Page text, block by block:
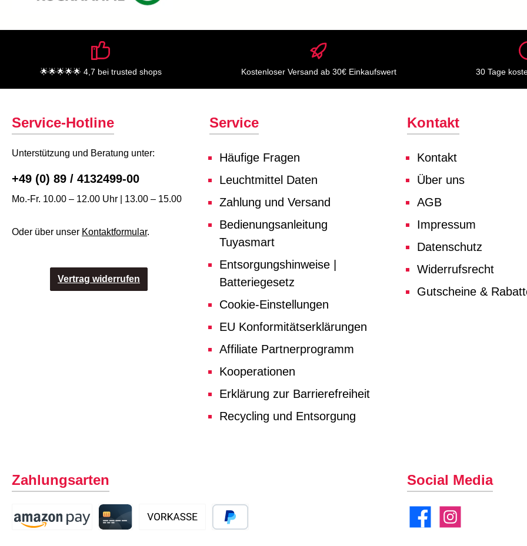
🌟🌟🌟🌟🌟 4,7 bei trusted shops Kostenloser Versand ab 30€ Einkaufswert 30 Tage
Service-Hotline
Unterstützung und Beratung unter:
+49 (0) 89 / 4132499-00
Mo.-Fr. 10.00 – 12.00 Uhr | 13.00 – 15.00
Oder über unser Kontaktformular.
Vertrag widerrufen
Service
Häufige Fragen
Leuchtmittel Daten
Zahlung und Versand
Bedienungsanleitung
Tuyasmart
Entsorgungshinweise |
Batteriegesetz
Cookie-Einstellungen
EU Konformitätserklärungen
Affiliate Partnerprogramm
Kooperationen
Erklärung zur Barrierefreiheit
Recycling und Entsorgung
Kontakt
Kontakt
Über uns
AGB
Impressum
Datenschutz
Widerrufsrecht
Gutscheine &
Zahlungsarten Social Media
FacebookInstagram